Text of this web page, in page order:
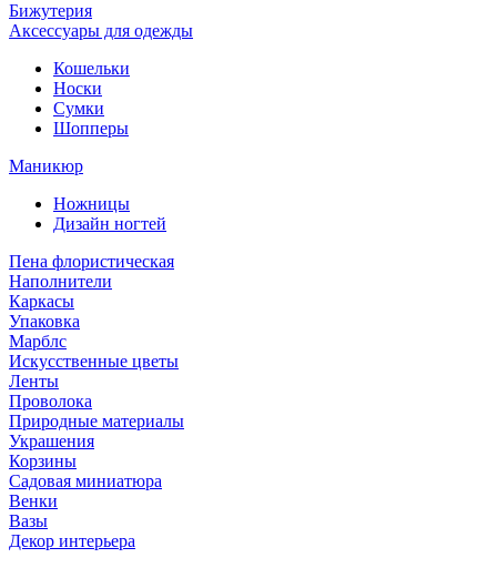
Бижутерия
Аксессуары для одежды
Кошельки
Носки
Сумки
Шопперы
Маникюр
Ножницы
Дизайн ногтей
Пена флористическая
Наполнители
Каркасы
Упаковка
Марблс
Искусственные цветы
Ленты
Проволока
Природные материалы
Украшения
Корзины
Садовая миниатюра
Венки
Вазы
Декор интерьера